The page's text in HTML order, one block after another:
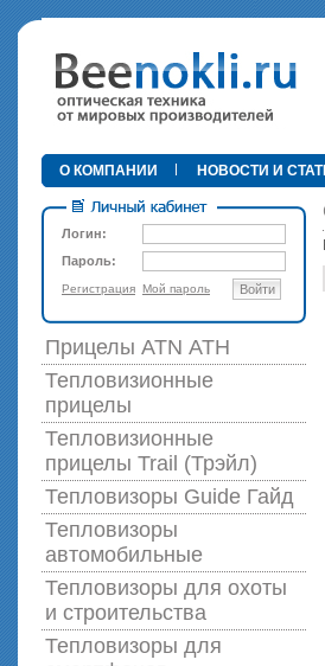
•
О КОМПАНИИ НОВОСТИ И
Логин:
Пароль:
Регистрация Мой пароль Войти
Прицелы ATN АТН
Тепловизионные
прицелы
Тепловизионные
прицелы Trail (Трэйл)
Тепловизоры Guide Гайд
Тепловизоры
автомобильные
Тепловизоры для охоты
и строительства
Тепловизоры для